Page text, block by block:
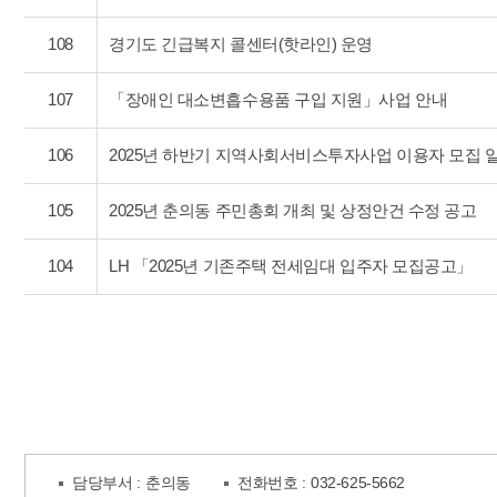
108 경기도 긴급복지 콜센터(핫라인) 운영
107 「장애인 대소변흡수용품 구입 지원」사업 안내
106 2025년 하반기 지역사회서비스투자사업 이용자 모집
105 2025년 춘의동 주민총회 개최 및 상정안건 수정 공고
104 LH 「2025년 기존주택 전세임대 입주자 모집공고」
담당부서 : 춘의동 전화번호 : 032-625-5662